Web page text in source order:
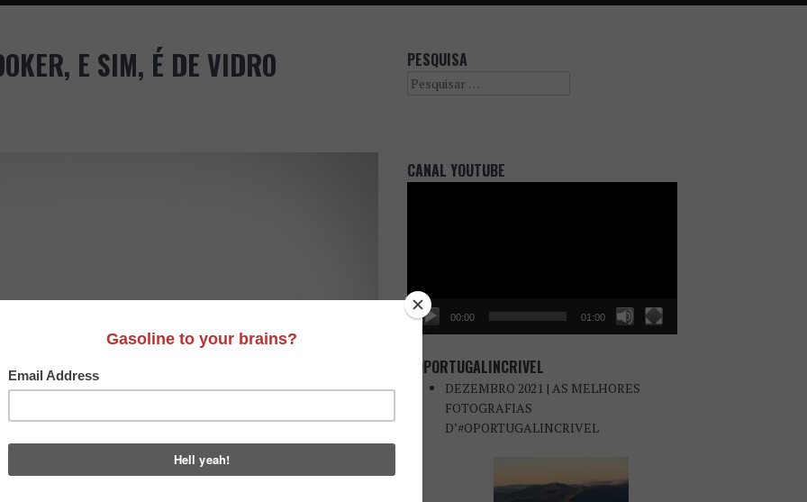
E SIM, É DE VIDRO PESQUISA
Search
CANAL YOUTUBE
00:00 01:00
#OPORTUGALINCRIVEL
DEZEMBRO 2021 | AS MELHORES
FOTOGRAFIAS
D’#OPORTUGALINCRIVEL